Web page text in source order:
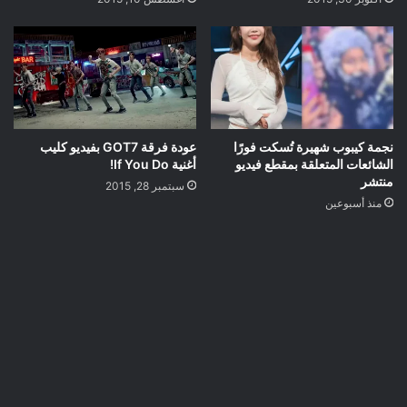
نجمة كيبوب شهيرة تُسكت فورًا
الشائعات المتعلقة بمقطع فيديو
منتشر
منذ أسبوعين
عودة فرقة GOT7 بفيديو كليب
أغنية If You Do!
سبتمبر 28, 2015